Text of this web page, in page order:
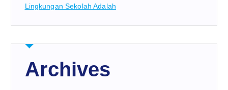
Lingkungan Sekolah Adalah
Archives